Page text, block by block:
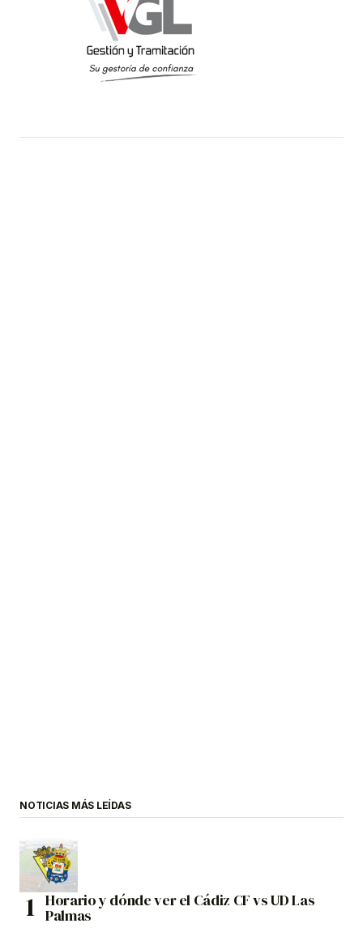
NOTICIAS MÁS LEÍDAS
Horario y dónde ver el Cádiz CF vs UD Las
Palmas